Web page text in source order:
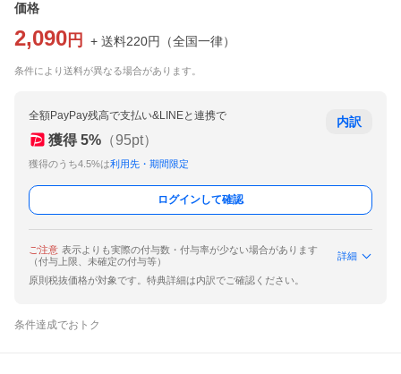
価格
2,090 円 + 送料220円 （全国一律）
条件により送料が異なる場合があります。
全額PayPay残高で支払い&LINEと連携で
獲得 5% （95pt）
獲得のうち4.5%は利用先・期間限定
内訳
ログインして確認
ご注意 表示よりも実際の付与数・付与率が少ない場合があります
（付与上限、未確定の付与等）
詳細
原則税抜価格が対象です。特典詳細は内訳でご確認ください。
条件達成でおトク